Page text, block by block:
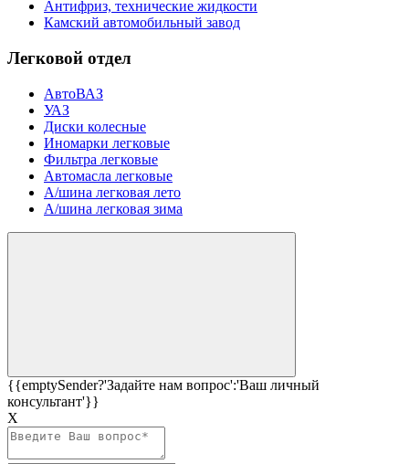
Антифриз, технические жидкости
Камский автомобильный завод
Легковой отдел
АвтоВАЗ
УАЗ
Диски колесные
Иномарки легковые
Фильтра легковые
Автомасла легковые
А/шина легковая лето
А/шина легковая зима
{{emptySender?'Задайте нам вопрос':'Ваш личный
консультант'}}
Х